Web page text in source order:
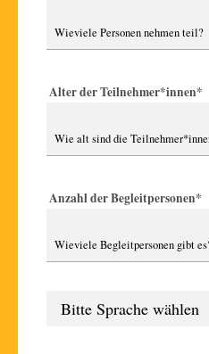
Alter der Teilnehmer*innen*
Anzahl der Begleitpersonen*